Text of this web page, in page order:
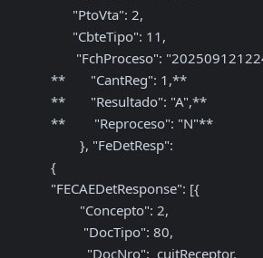
**       "CantReg": 1,**
**       "Resultado": "A",**
**        "Reproceso": "N"**
{
"FECAEDetResponse": [{